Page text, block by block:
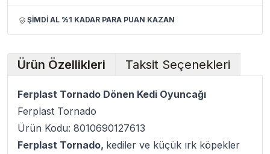
ŞİMDİ AL %1 KADAR PARA PUAN KAZAN
Ürün Özellikleri Taksit Seçenekleri
Ferplast Tornado Dönen Kedi Oyuncağı
Ferplast Tornado
Ürün Kodu: 8010690127613
Ferplast Tornado, kediler ve küçük ırk köpekler